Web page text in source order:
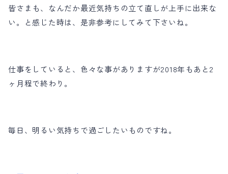
皆さまも、なんだか最近気持ちの立て直しが上手に出来な
い。と感じた時は、是非参考にしてみて下さいね。
仕事をしていると、色々な事がありますが2018年もあと2
ヶ月程で終わり。
毎日、明るい気持ちで過ごしたいものですね。